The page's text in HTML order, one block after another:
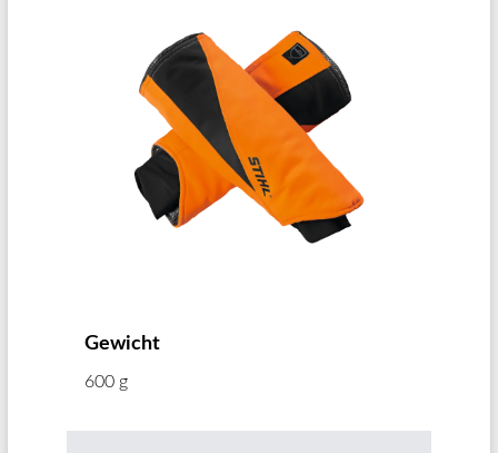
Gewicht
600 g